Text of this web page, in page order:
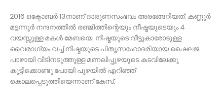
2016 ഒക്ടോബർ 13നാണ് ദാരുണസംഭവം അരങ്ങേറിയത്. കണ്ണൂർ
മട്ടന്നൂർ നന്ദനത്തിൽ രഞ്ജിത്തിന്റെയും നീഷ്മയുടെയും 4
വയസ്സുള്ള മകൾ മേബയെ, നീഷ്മയുടെ വീട്ടുകാരോടുള്ള
വൈരാഗ്യം വച്ച് നീഷ്മയുടെ പിതൃസഹോദരിയായ ഷൈലജ
പാഴായി വീടിനടുത്തുള്ള മണലിപ്പുഴയുടെ കടവിലേക്കു
കൂട്ടിക്കൊണ്ടു പോ‌യി പുഴയിൽ എറിഞ്ഞ്
കൊലപ്പെടുത്തിയെന്നാണ് കേസ്.